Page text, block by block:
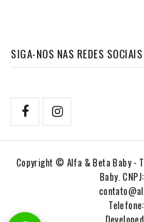
SIGA-NOS NAS REDES SOCIAIS
Copyright © Alfa & Beta Baby -
Baby.